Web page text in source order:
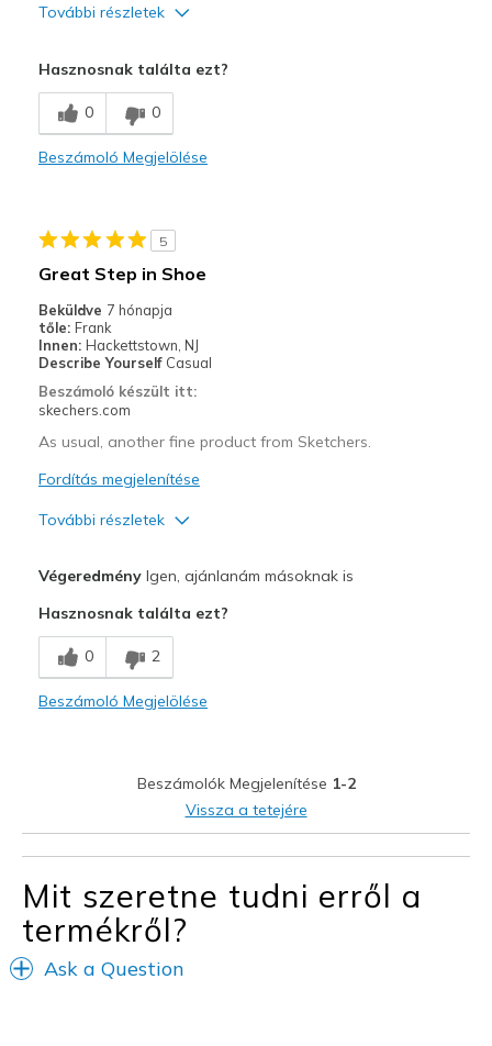
További részletek
Méretezés
Teljes méretben túl kicsinek tűnik
Hasznosnak találta ezt?
0 0
Beszámoló Megjelölése
5
Great Step in Shoe
Beküldve 7 hónapja
tőle: Frank
Innen: Hackettstown, NJ
Describe Yourself Casual
Beszámoló készült itt:
skechers.com
As usual, another fine product from Sketchers.
Fordítás megjelenítése
További részletek
Breathe Well
Comfortable
Casual Wear
Width
Feels true to width
Feels true to size
View On Shoes
Shoes are for Wearing
VégeredményIgen, ajánlanám másoknak is
Hasznosnak találta ezt?
0 2
Beszámoló Megjelölése
Beszámolók Megjelenítése 1-2
Vissza a tetejére
Mit szeretne tudni erről a
termékről?
Ask a Question